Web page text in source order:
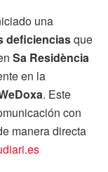
una
deficienciasque
Sa Residència
en la
. Este
con
manera directa